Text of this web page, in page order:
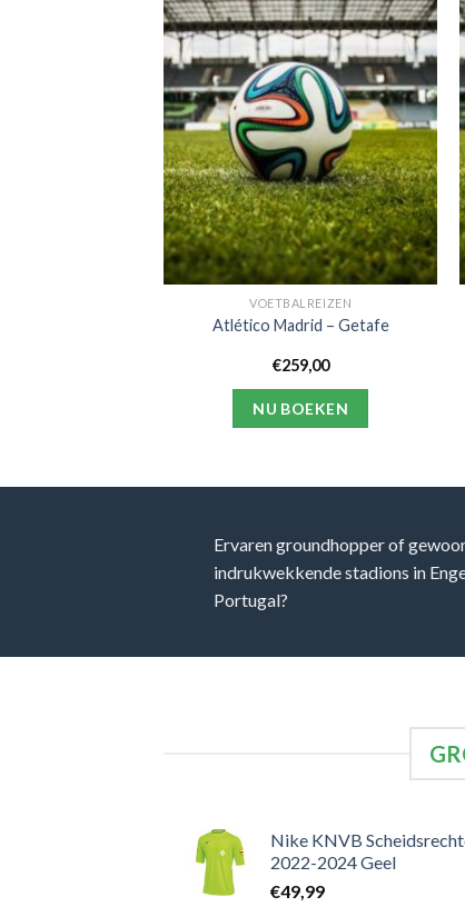
VOETBALREIZEN
Atlético Madrid – Getafe
€259,00
NU BOEKEN
Ervaren groundhopper of
indrukwekkende stadions in
Portugal?
Nike KNVB
2022-2024 Geel
€49,99